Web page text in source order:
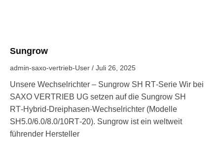
Sungrow
admin-saxo-vertrieb-User Juli 26, 2025
Unsere Wechselrichter – Sungrow SH RT‑Serie Wir bei
SAXO VERTRIEB UG setzen auf die Sungrow SH
RT‑Hybrid-Dreiphasen-Wechselrichter (Modelle
SH5.0/6.0/8.0/10RT‑20). Sungrow ist ein weltweit
führender Hersteller